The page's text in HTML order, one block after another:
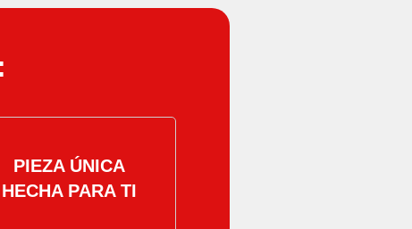
PIEZA ÚNICA
HECHA PARA TI